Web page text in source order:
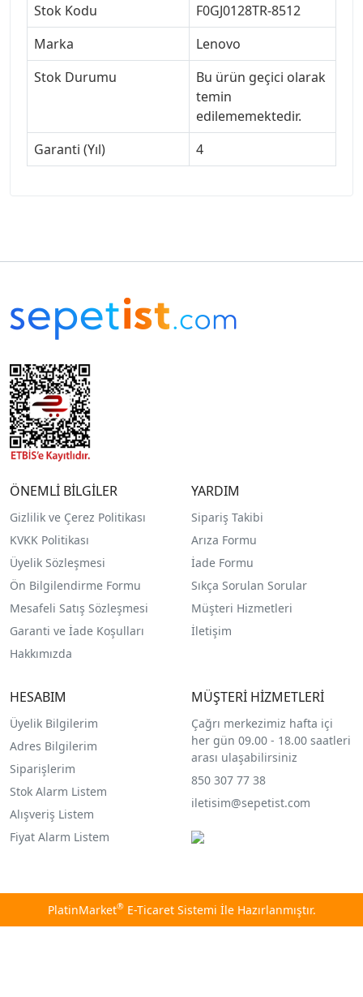
Stok Kodu
F0GJ0128TR-8512
Marka
Lenovo
Stok Durumu
Bu ürün geçici olarak
temin
edilememektedir.
Garanti (Yıl)
4
ÖNEMLİ BİLGİLER
Gizlilik ve Çerez Politikası
KVKK Politikası
Üyelik Sözleşmesi
Ön Bilgilendirme Formu
Mesafeli Satış Sözleşmesi
Garanti ve İade Koşulları
Hakkımızda
YARDIM
Sipariş Takibi
Arıza Formu
İade Formu
Sıkça Sorulan Sorular
Müşteri Hizmetleri
İletişim
HESABIM
Üyelik Bilgilerim
Adres Bilgilerim
Siparişlerim
Stok Alarm Listem
Alışveriş Listem
Fiyat Alarm Listem
MÜŞTERİ HİZMETLERİ
Çağrı merkezimiz hafta içi
her gün 09.00 - 18.00 saatleri
arası ulaşabilirsiniz
850 307 77 38
iletisim@sepetist.com
PlatinMarket®E-Ticaret Sistemi İle Hazırlanmıştır.